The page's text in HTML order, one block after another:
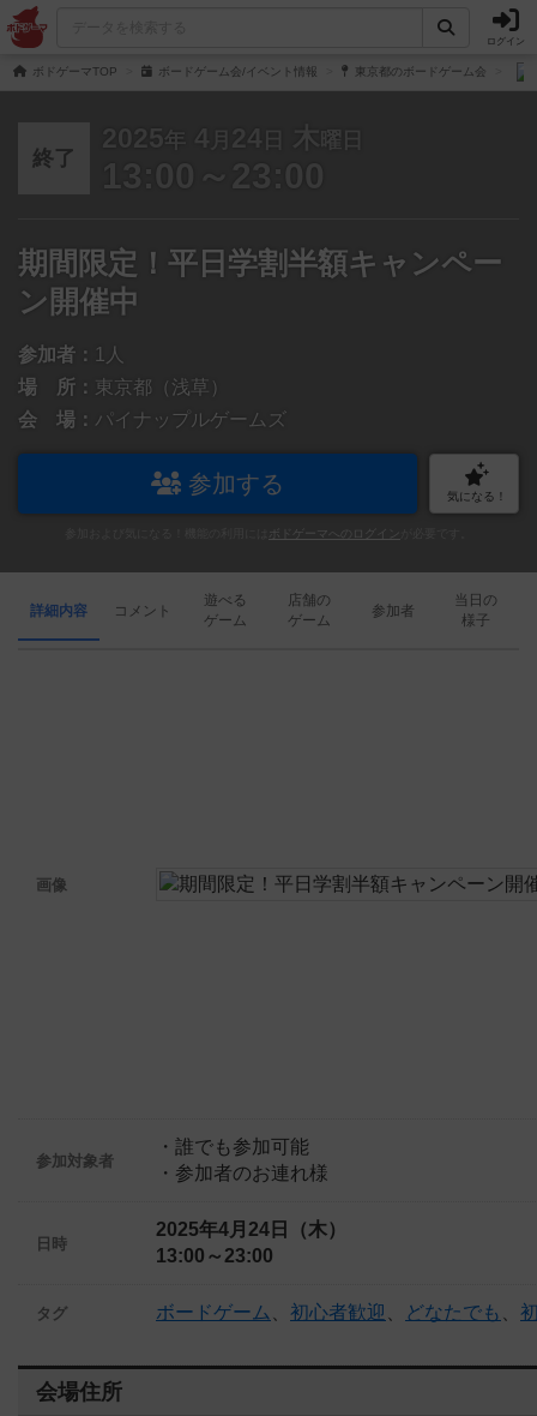
ログイン
ボドゲーマTOP ボードゲーム会/イベント情報 東京都のボードゲーム会
終了
2025 年 4 月 24 日 木 曜日
13:00～23:00
期間限定！平日学割半額キャンペー
ン開催中
参加者： 1人
場 所： 東京都（浅草）
会 場： パイナップルゲームズ
参加する 気になる！
ボドゲーマへのログイン
詳細内容 コメント
遊べる
ゲーム
店舗の
ゲーム
参加者
当日の
様子
画像
参加対象者
・誰でも参加可能
・参加者のお連れ様
日時
2025年4月24日（木）
13:00～23:00
タグ ボードゲーム 初心者歓迎 どなたでも
会場住所